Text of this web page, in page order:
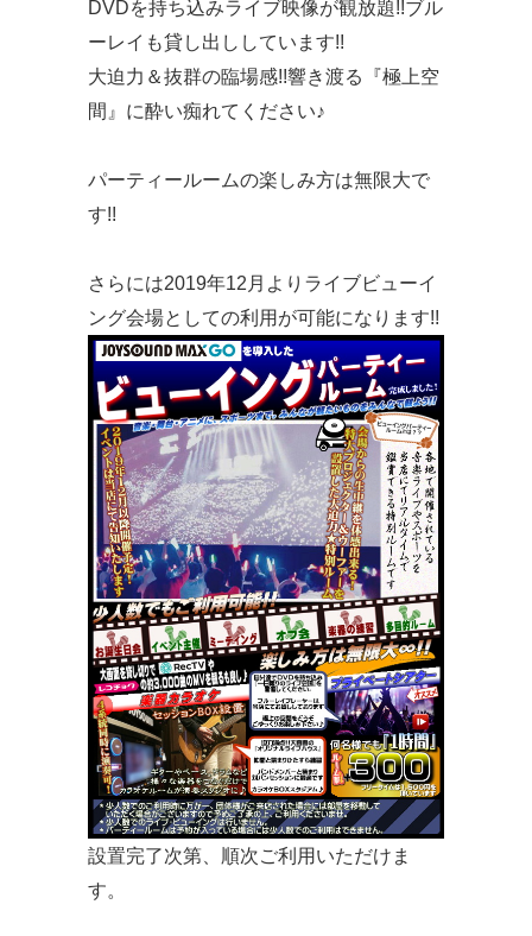
DVDを持ち込みライブ映像が観放題!!ブル
ーレイも貸し出ししています!!
大迫力＆抜群の臨場感!!響き渡る『極上空
間』に酔い痴れてください♪
パーティールームの楽しみ方は無限大で
す!!
さらには2019年12月よりライブビューイ
ング会場としての利用が可能になります!!
設置完了次第、順次ご利用いただけま
す。